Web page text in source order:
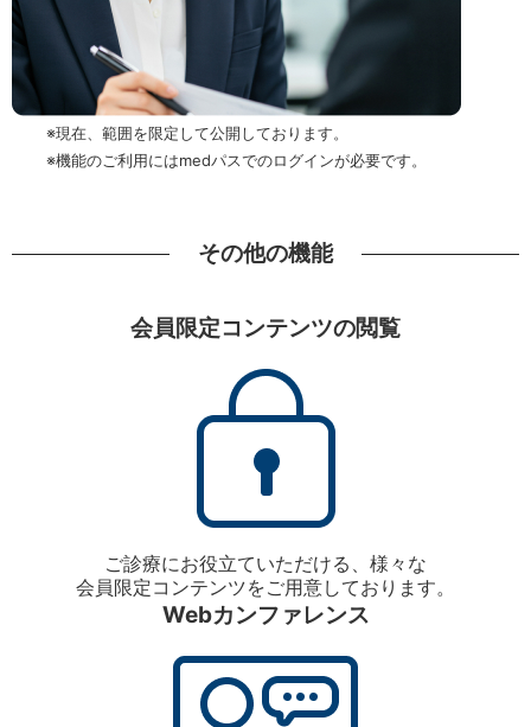
※現在、範囲を限定して公開しております。
※機能のご利用にはmedパスでのログインが必要です。
その他の機能
会員限定コンテンツの閲覧
ご診療にお役立ていただける、様々な
会員限定コンテンツをご用意しております。
Webカンファレンス